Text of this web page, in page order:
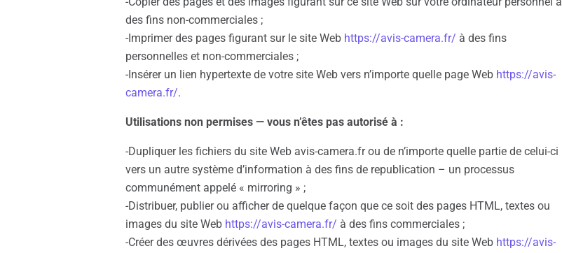
des fins non-commerciales ;
-Imprimer des pages figurant sur le site Web https://avis-camera.fr/ à des fins
personnelles et non-commerciales ;
-Insérer un lien hypertexte de votre site Web vers n’importe quelle page Web https://avis-
camera.fr/.
Utilisations non permises — vous n’êtes pas autorisé à :
-Dupliquer les fichiers du site Web avis-camera.fr ou de n’importe quelle partie de celui-ci
vers un autre système d’information à des fins de republication – un processus
communément appelé « mirroring » ;
-Distribuer, publier ou afficher de quelque façon que ce soit des pages HTML, textes ou
images du site Web https://avis-camera.fr/ à des fins commerciales ;
-Créer des œuvres dérivées des pages HTML, textes ou images du site Web https://avis-